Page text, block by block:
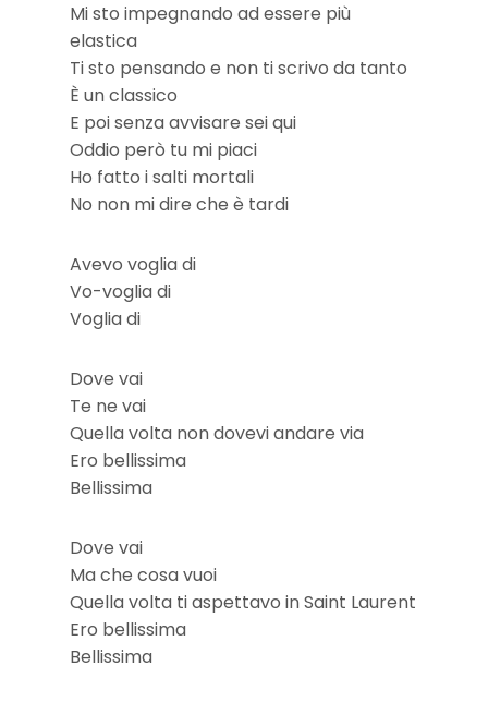
Mi sto impegnando ad essere più
elastica
Ti sto pensando e non ti scrivo da tanto
È un classico
E poi senza avvisare sei qui
Oddio però tu mi piaci
Ho fatto i salti mortali
No non mi dire che è tardi
Avevo voglia di
Vo-voglia di
Voglia di
Dove vai
Te ne vai
Quella volta non dovevi andare via
Ero bellissima
Bellissima
Dove vai
Ma che cosa vuoi
Quella volta ti aspettavo in Saint Laurent
Ero bellissima
Bellissima